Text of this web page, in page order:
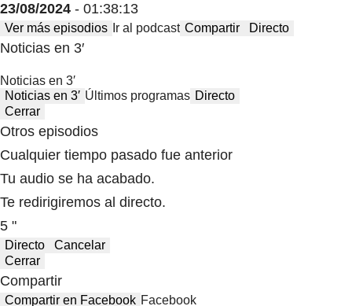
23/08/2024 - 01:38:13
Ver más episodios Ir al podcast Compartir Directo
Noticias en 3′
Noticias en 3′
Noticias en 3′ Últimos programas Directo
Cerrar
Otros episodios
Cualquier tiempo pasado fue anterior
Tu audio se ha acabado.
Te redirigiremos al directo.
5 "
Directo
Cancelar
Cerrar
Compartir
Compartir en Facebook Facebook